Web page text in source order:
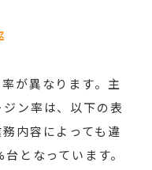
が異なります。主
ン率は、以下の表
内容によっても違
となっています。